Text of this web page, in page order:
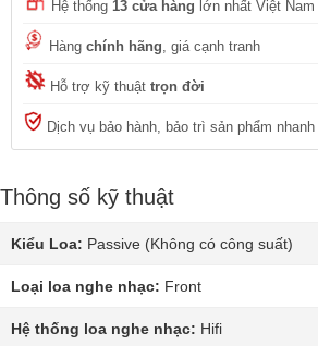
Hệ thống 13 cửa hàng lớn nhất Việt Nam
Hàng chính hãng, giá cạnh tranh
Hỗ trợ kỹ thuật trọn đời
Dịch vụ bảo hành, bảo trì sản phẩm nhanh
Thông số kỹ thuật
Kiểu Loa: Passive (Không có công suất)
Loại loa nghe nhạc: Front
Hệ thống loa nghe nhạc: Hifi